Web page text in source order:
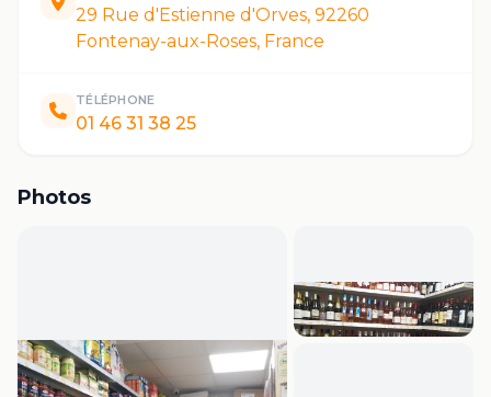
29 Rue d'Estienne d'Orves, 92260
Fontenay-aux-Roses, France
TÉLÉPHONE
01 46 31 38 25
Photos